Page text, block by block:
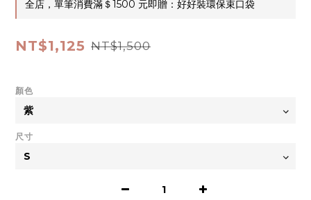
全店，單筆消費滿＄1500 元即贈：好好裝環保束口袋
NT$1,125 NT$1,500
顏色
尺寸